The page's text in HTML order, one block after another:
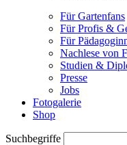
Für Gartenfans
Für Profis &
Für
Nachlese von
Studien &
Presse
Jobs
Fotogalerie
Shop
Suchbegriffe